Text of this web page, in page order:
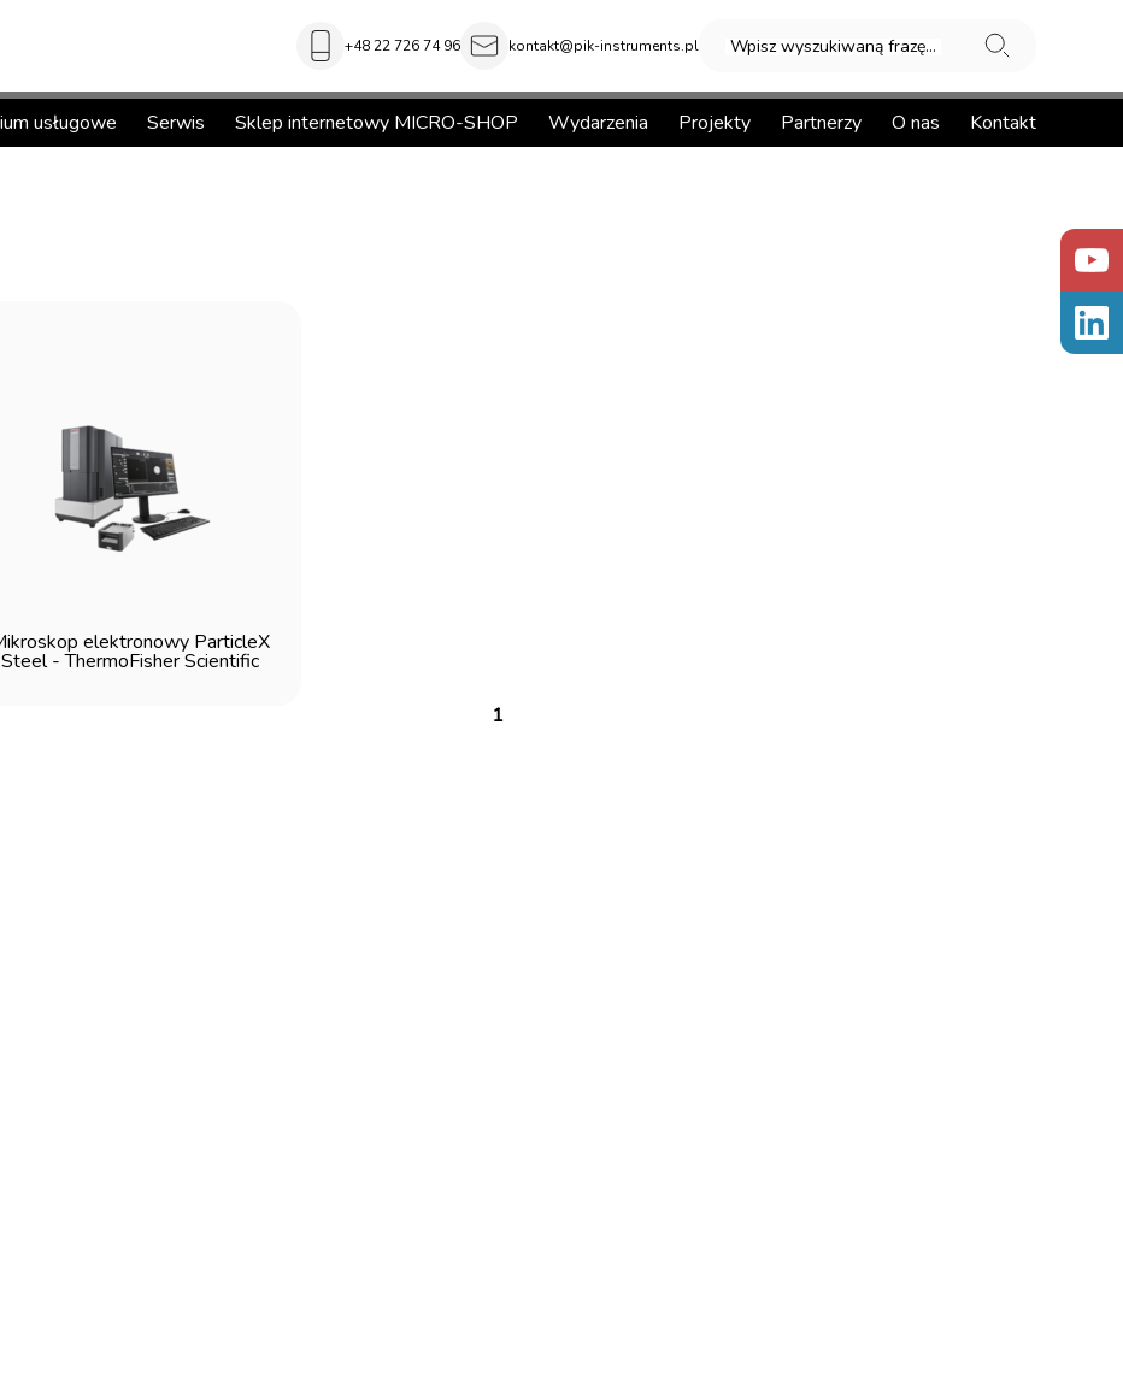
+48 22 726 74 96 kontakt@pik-instruments.pl Wpisz wyszukiwaną frazę...
usługowe Serwis Sklep internetowy MICRO-SHOP Wydarzenia Projekty Partnerzy O nas Kontakt
elektronowy ParticleX
Steel - ThermoFisher Scientific
1